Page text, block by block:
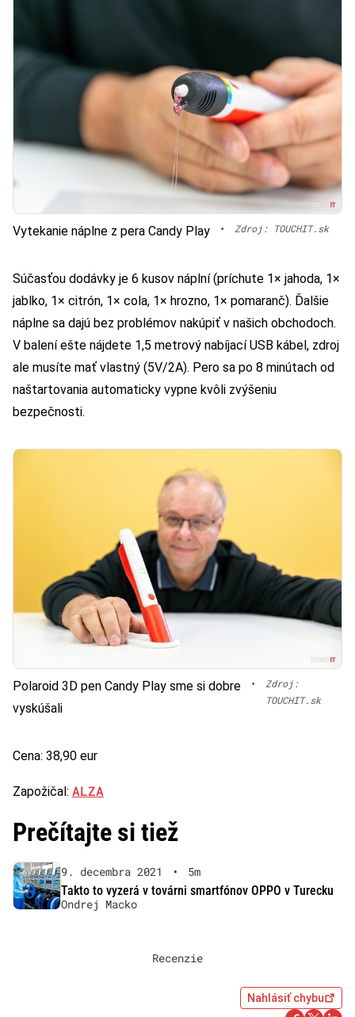
Vytekanie náplne z pera Candy Play • Zdroj: TOUCHIT.sk
Súčasťou dodávky je 6 kusov náplní (príchute 1× jahoda, 1×
jablko, 1× citrón, 1× cola, 1× hrozno, 1× pomaranč). Ďalšie
náplne sa dajú bez problémov nakúpiť v našich obchodoch.
V balení ešte nájdete 1,5 metrový nabíjací USB kábel, zdroj
ale musíte mať vlastný (5V/2A). Pero sa po 8 minútach od
naštartovania automaticky vypne kvôli zvýšeniu
bezpečnosti.
Polaroid 3D pen Candy Play sme si dobre
vyskúšali
•
Zdroj:
TOUCHIT.sk
Cena: 38,90 eur
Zapožičal: ALZA
Prečítajte si tiež
9. decembra 2021 •
5m
Takto to vyzerá v továrni smartfónov OPPO v Turecku
Ondrej Macko
Recenzie
Nahlásiť chybu